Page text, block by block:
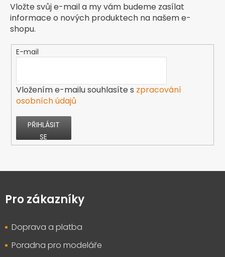
Vložte svůj e-mail a my vám budeme zasílat
informace o nových produktech na našem e-
shopu.
E-mail
Vložením e-mailu souhlasíte s zpracování
osobních údajů
PŘIHLÁSIT
SE
pPro zákazníky
Doprava a platba
Poradna pro modeláře